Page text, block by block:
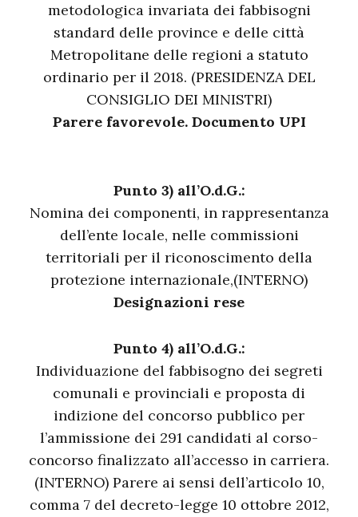
metodologica invariata dei fabbisogni
standard delle province e delle città
Metropolitane delle regioni a statuto
ordinario per il 2018. (PRESIDENZA DEL
CONSIGLIO DEI MINISTRI)
Parere favorevole. Documento UPI
Punto 3) all’O.d.G.:
Nomina dei componenti, in rappresentanza
dell’ente locale, nelle commissioni
territoriali per il riconoscimento della
protezione internazionale,(INTERNO)
Designazioni rese
Punto 4) all’O.d.G.:
Individuazione del fabbisogno dei segreti
comunali e provinciali e proposta di
indizione del concorso pubblico per
l’ammissione dei 291 candidati al corso-
concorso finalizzato all’accesso in carriera.
(INTERNO) Parere ai sensi dell’articolo 10,
comma 7 del decreto-legge 10 ottobre 2012,